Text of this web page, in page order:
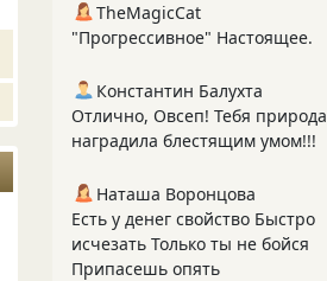
TheMagicCat
"Прогрессивное" Настоящее.
Константин Балухта
Отлично, Овсеп! Тебя природа
наградила блестящим умом!!!
Наташа Воронцова
Есть у денег свойство Быстро
исчезать Только ты не бойся
Припасешь опять